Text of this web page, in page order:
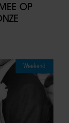
OP
Weekend